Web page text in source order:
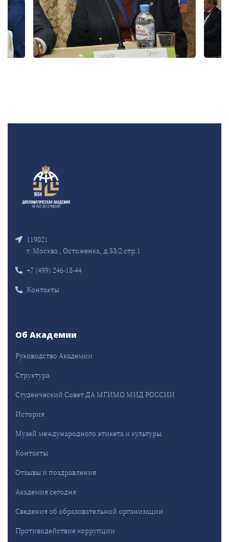
119021
г. Москва , Остоженка, д.53/2 стр.1
+7 (499) 246-18-44
Контакты
Об Академии
Руководство Академии
Структура
Студенческий Совет ДА МГИМО МИД РОССИИ
История
Музей международного этикета и культуры
Контакты
Отзывы и поздравления
Академия сегодня
Сведения об образовательной организации
Противодействие коррупции